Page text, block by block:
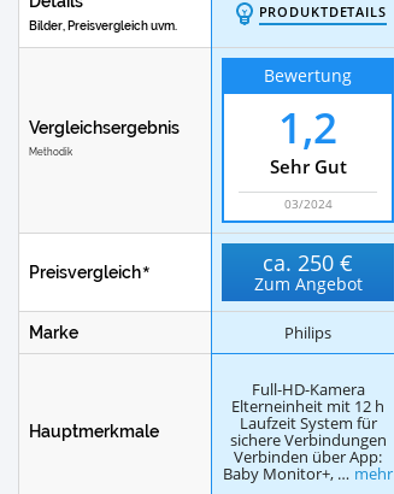
Bilder, Preisvergleich uvm.
PRODUKTDETAILS
Vergleichsergebnis
Methodik
Bewertung
1,2
Sehr Gut
03/2024
Preisvergleich ca.250 €
Zum Angebot
Marke Philips
Hauptmerkmale
Full-HD-Kamera
Elterneinheit mit 12 h
Laufzeit System für
sichere Verbindungen
Verbinden über App:
Baby Monitor+, … mehr